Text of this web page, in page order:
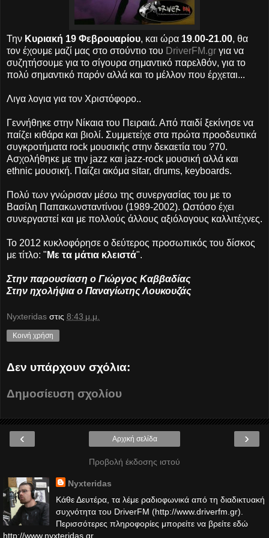
Την Κυριακή 19 Φεβρουαρίου, και ώρα 19.00-21.00, θα
τον έχουμε μαζί μας στο στούντιο του DriverFM.gr για να
συζητήσουμε για το σίγουρα σημαντικό παρελθόν, για το
πολύ σημαντικό παρόν αλλά και το μέλλον που έρχεται...
Λιγα λογια για τον Χριστόφορο..
Γεννήθηκε στην Νίκαια του Πειραιά. Από παιδί ξεκίνησε να
παίζει κιθάρα και βιολί. Συμμετείχε στα πρώτα προοδευτικά
συγκροτήματα rock μουσικής στην δεκαετία του ?70.
Ασχολήθηκε με την jazz και jazz-rock μουσική αλλά και
ethnic μουσική. Παίζει ακόμα sitar, drums, keyboards.
Πολύ των γνώρισαν μέσω της συνεργασίας του με το
Βασίλη Παπακωνσταντίνου (1989-2002). Ωστόσο έχει
συνεργαστεί και με πολλούς άλλους αξιόλογους καλλιτέχνες.
Το 2012 κυκλοφόρησε ο δεύτερος προσωπικός του δίσκος
με τίτλο: " Με τα μάτια κλειστά".
Στην παρουσίαση ο Γιώργος Καββαδίας
Στην ηχολήψια ο Παναγίωτης Λουκουζάς
Nyxteridas στις 8:43 μ.μ.
Κοινή χρήση
Δεν υπάρχουν σχόλια:
Δημοσίευση σχολίου
‹ ›
Αρχική σελίδα
Προβολή έκδοσης ιστού
Nyxteridas
Κάθε Δευτέρα, τα λέμε ραδιοφωνικά από τη διαδικτυακή
συχνότητα του DriverFM (http://www.driverfm.gr).
Περισσότερες πληροφορίες μπορείτε να βρείτε εδώ
http://www.nyxteridas.gr